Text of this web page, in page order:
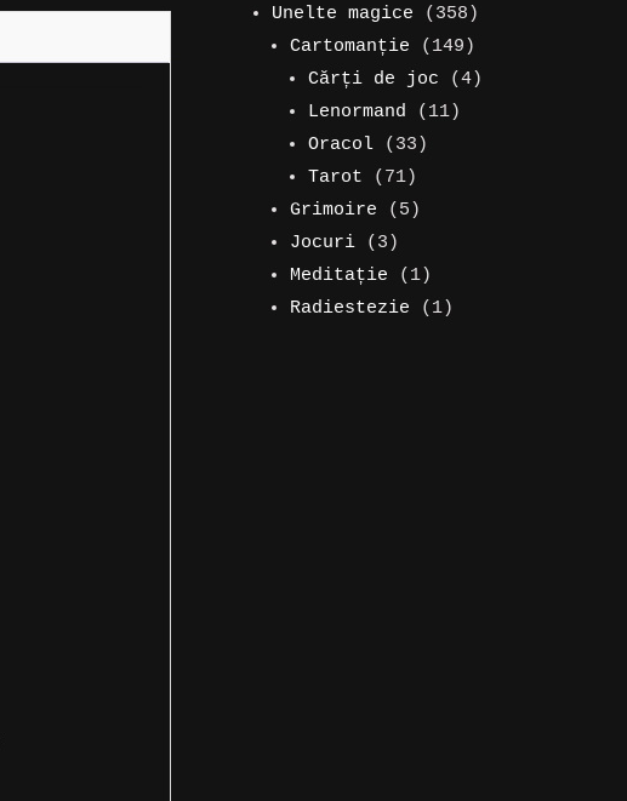
Unelte magice 358358
de
produse
Cartomanție 149149
de
Cărți de joc 44
Lenormand 1111
Oracol 3333
produse
Tarot 7171
de
Grimoire 55
Jocuri 33
produse
Meditație 11
produs
Radiestezie 11